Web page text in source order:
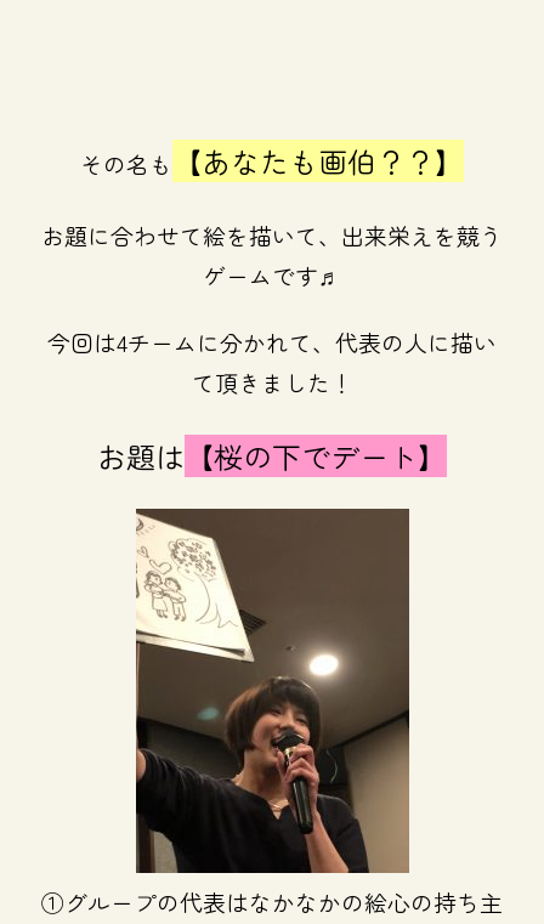
その名も 【あなたも画伯？？】
お題に合わせて絵を描いて、出来栄えを競う
ゲームです♬
今回は4チームに分かれて、代表の人に描い
て頂きました！
お題は 【桜の下でデート】
①グループの代表はなかなかの絵心の持ち主